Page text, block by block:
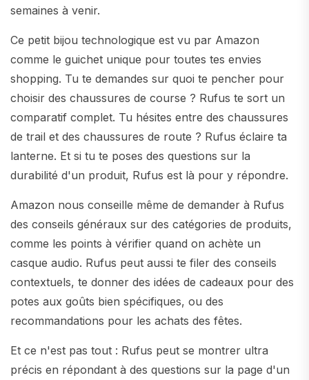
semaines à venir.
Ce petit bijou technologique est vu par Amazon
comme le guichet unique pour toutes tes envies
shopping. Tu te demandes sur quoi te pencher pour
choisir des chaussures de course ? Rufus te sort un
comparatif complet. Tu hésites entre des chaussures
de trail et des chaussures de route ? Rufus éclaire ta
lanterne. Et si tu te poses des questions sur la
durabilité d'un produit, Rufus est là pour y répondre.
Amazon nous conseille même de demander à Rufus
des conseils généraux sur des catégories de produits,
comme les points à vérifier quand on achète un
casque audio. Rufus peut aussi te filer des conseils
contextuels, te donner des idées de cadeaux pour des
potes aux goûts bien spécifiques, ou des
recommandations pour les achats des fêtes.
Et ce n'est pas tout : Rufus peut se montrer ultra
précis en répondant à des questions sur la page d'un